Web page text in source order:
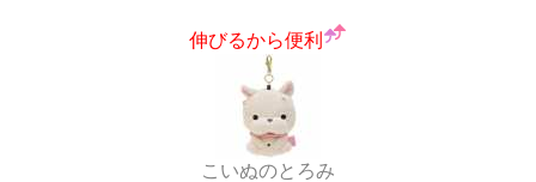
伸びるから便利
こいぬのとろみ